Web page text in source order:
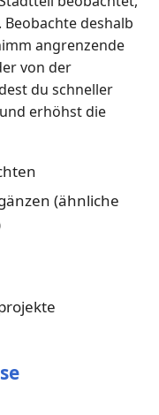
deshalb
angrenzende
von der
du schneller
erhöhst die
(ähnliche